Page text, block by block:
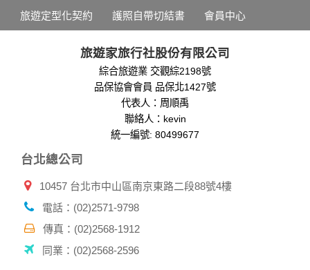
旅遊定型化契約 護照自帶切結書 會員中心
旅遊家旅行社股份有限公司
綜合旅遊業 交觀綜2198號
品保協會會員 品保北1427號
代表人：周順禹
聯絡人：kevin
統一編號: 80499677
台北總公司
10457 台北市中山區南京東路二段88號4樓
電話：(02)2571-9798
傳真：(02)2568-1912
同業：(02)2568-2596